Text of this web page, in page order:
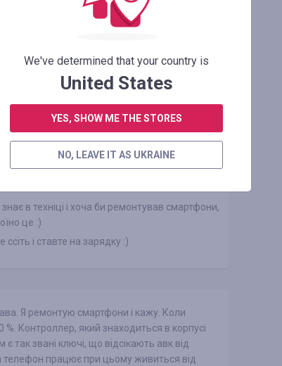
То ще працює від батарейки виходить? А як
знає як вктроєний контроллер заряду, то не
які підключені до зарядки відразу знашується
в техніці і хоча би ремонтував смартфони,
це :)
і ставте на зарядку :)
Я ремонтую смартфони і кажу. Коли
%. Контроллер, який знаходиться в корпусі
є так звані ключі, що відсікають авк від
телефон працює при цьому живиться від
We've determined that your country is
United States
YES, SHOW ME THE STORES
NO, LEAVE IT AS UKRAINE